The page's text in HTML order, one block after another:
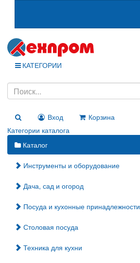
КАТЕГОРИИ
Вход
Корзина
Категории каталога
Каталог
Инструменты и оборудование
Дача, сад и огород
Посуда и кухонные принадлежности
Столовая посуда
Техника для кухни